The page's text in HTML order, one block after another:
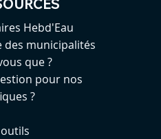
Hebd'Eau
des municipalités
que ?
pour nos
?